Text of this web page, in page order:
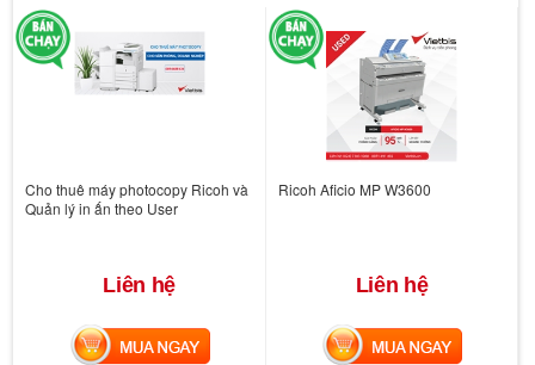
Cho thuê máy photocopy Ricoh và
Quản lý in ấn theo User
Liên hệ
MUA NGAY
Ricoh Aficio MP W3600
Liên hệ
MUA NGAY